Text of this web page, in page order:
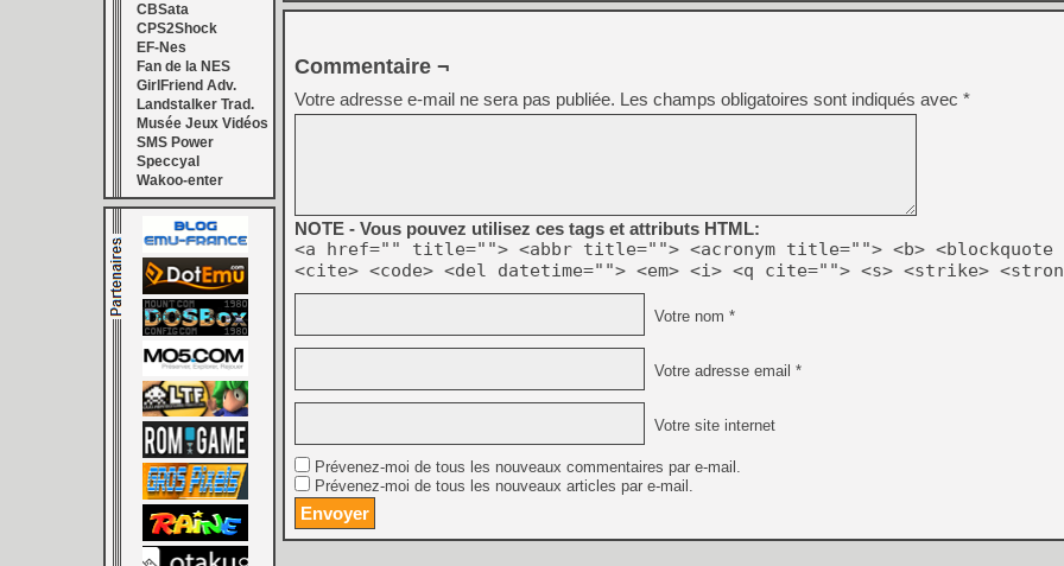
[GK] Minecraft et ses «
[GK] Beast of
[GK] Ubisoft : fin de partie
[GK] Mémoire cash -
[GK] Dan Houser (GTA)
[GK] Comment EA Sports
[GK] Crimson Moon : un
[GK] Isle of Reveries : le
[GK] Moonlighter 2 : The
[GK] Capcom relance
[GK] Le beat'em up The
[GK] Endless Legend 2 :
[LS] [PS5] Le WebKit
[GK] Oubliez Crazy Taxi,
[LS] [Switch] NSZ 5.0.0
CBSata
CPS2Shock
EF-Nes
Fan de la NES
GirlFriend Adv.
Landstalker Trad.
Musée Jeux Vidéos
SMS Power
Speccyal
Wakoo-enter
Commentaire ¬
Votre adresse e-mail ne sera pas publiée. Les champs obligatoires sont indiqués avec *
NOTE - Vous pouvez utilisez ces tags et attributs HTML:
<a href="" title=""> <abbr title=""> <acronym title=""> <b> <blockquote
<cite> <code> <del datetime=""> <em> <i> <q cite=""> <s> <strike>
Votre nom *
Votre adresse email *
Votre site internet
Prévenez-moi de tous les nouveaux commentaires par e-mail.
Prévenez-moi de tous les nouveaux articles par e-mail.